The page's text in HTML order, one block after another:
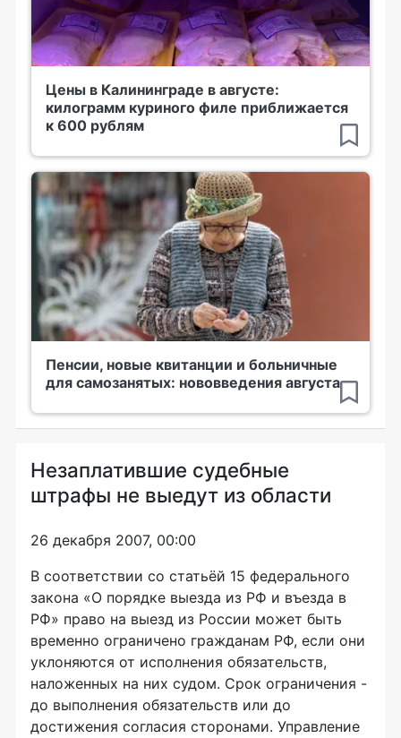
Цены в Калининграде в августе:
килограмм куриного филе приближается
к 600 рублям
Пенсии, новые квитанции и больничные
для самозанятых: нововведения августа
Незаплатившие судебные
штрафы не выедут из области
26 декабря 2007, 00:00
В соответствии со статьёй 15 федерального
закона «О порядке выезда из РФ и въезда в
РФ» право на выезд из России может быть
временно ограничено гражданам РФ, если они
уклоняются от исполнения обязательств,
наложенных на них судом. Срок ограничения -
до выполнения обязательств или до
достижения согласия сторонами. Управление